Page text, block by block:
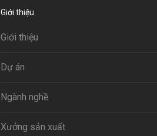
Giới thiệu
Giới thiệu
Dự án
Ngành nghề
Xưởng sản xuất